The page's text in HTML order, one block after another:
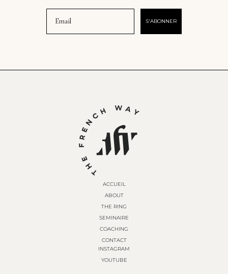
S'ABONNER
ACCUEIL
ABOUT
THE RING
SEMINAIRE
COACHING
CONTACT
INSTAGRAM
YOUTUBE